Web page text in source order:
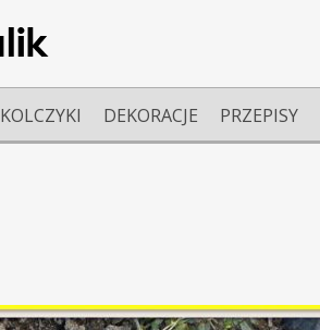
KOLCZYKI DEKORACJE PRZEPISY